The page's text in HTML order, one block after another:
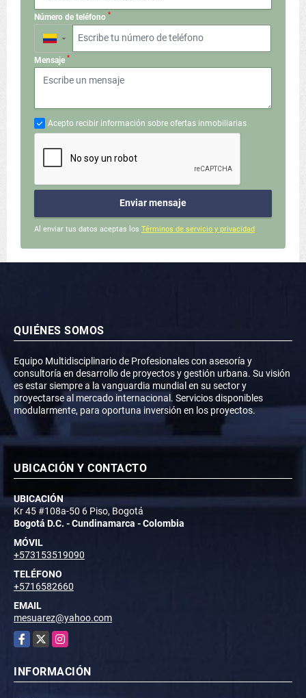
Número de teléfono *
▼
Mensaje *
Acepto recibir información sobre ofertas inmobiliarias
Enviar mensaje
Al enviar tus datos aceptas los Términos de servicio y privacidad
QUIÉNES SOMOS
Equipo Multidisciplinario de Profesionales con asesoría y
consultoría en desarrollo de proyectos y gestión urbana. Su visión
es estar siempre a la vanguardia mundial en su sector y
proyectarse al mercado internacional. Servicios disponibles
modularmente, para oportuna inversión en los proyectos.
UBICACIÓN Y CONTACTO
UBICACIÓN
Kr 45 #108a-50 6 Piso, Bogotá
Bogotá D.C. - Cundinamarca - Colombia
MÓVIL
+573153519090
TELÉFONO
+5716582660
EMAIL
mesuarez@yahoo.com
Facebook
X Instagram
INFORMACIÓN